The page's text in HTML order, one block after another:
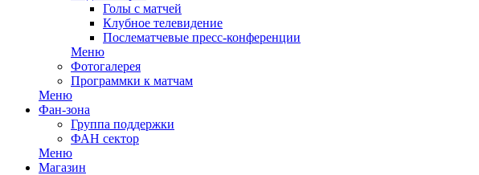
Голы с матчей
Клубное телевидение
Послематчевые пресс-конференции
Меню
Фотогалерея
Программки к матчам
Меню
Фан-зона
Группа поддержки
ФАН сектор
Меню
Магазин